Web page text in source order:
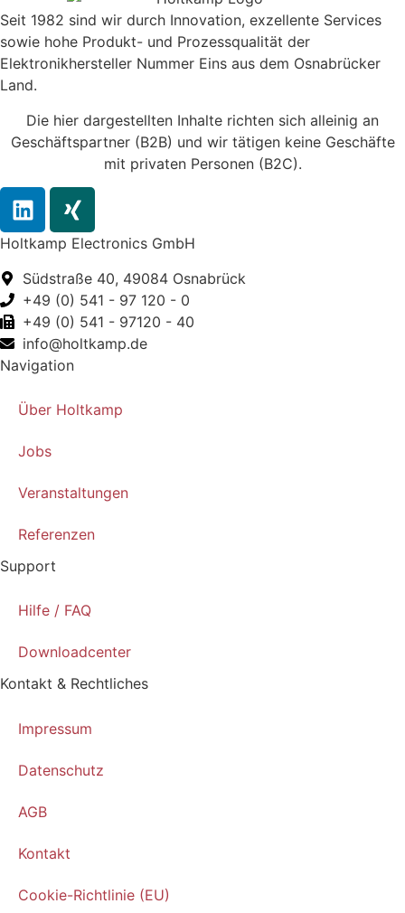
Seit 1982 sind wir durch Innovation, exzellente Services
sowie hohe Produkt- und Prozessqualität der
Elektronikhersteller Nummer Eins aus dem Osnabrücker
Land.
Die hier dargestellten Inhalte richten sich alleinig an
Geschäftspartner (B2B) und wir tätigen keine Geschäfte
mit privaten Personen (B2C).
Holtkamp Electronics GmbH
Südstraße 40, 49084 Osnabrück
+49 (0) 541 - 97 120 - 0
+49 (0) 541 - 97120 - 40
info@holtkamp.de
Navigation
Über Holtkamp
Jobs
Veranstaltungen
Referenzen
Support
Hilfe / FAQ
Downloadcenter
Kontakt & Rechtliches
Impressum
Datenschutz
AGB
Kontakt
Cookie-Richtlinie (EU)